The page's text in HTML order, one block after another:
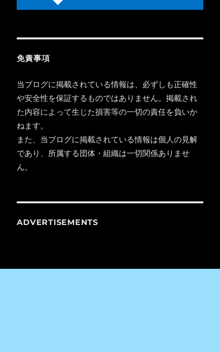
免責事項
当ブログに掲載されている情報は、必ずしも正確性
や安全性を保証するものではありません。掲載され
た内容によって生じた損害等の一切の責任を負いか
ねます。
また、当ブログに掲載されている情報は個人の見解
であり、所属する団体・組織は一切関係ありませ
ん。
ADVERTISEMENTS